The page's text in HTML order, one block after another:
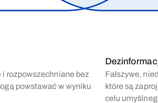
rozpowszechniane bez
powstawać w wyniku
Fałszywe,
które są
celu